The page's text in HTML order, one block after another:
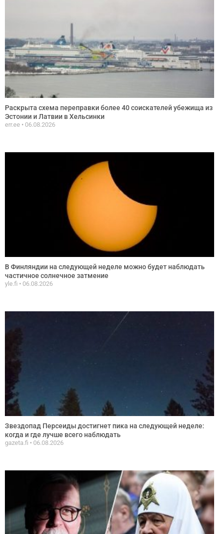
Раскрыта схема переправки более 40 соискателей убежища из
Эстонии и Латвии в Хельсинки
err.ee 06.08.2026
В Финляндии на следующей неделе можно будет наблюдать
частичное солнечное затмение
yle.fi 06.08.2026
Звездопад Персеиды достигнет пика на следующей неделе:
когда и где лучше всего наблюдать
gazeta.fi 06.08.2026